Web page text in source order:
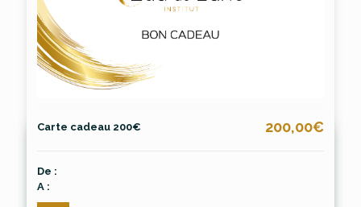
Carte cadeau 200€ 200,00€
De :
A :